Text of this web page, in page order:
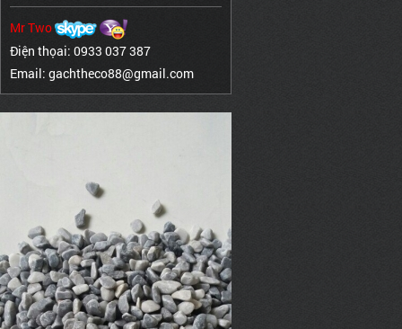
Mr Two
Điện thọai: 0933 037 387
Email: gachtheco88@gmail.com